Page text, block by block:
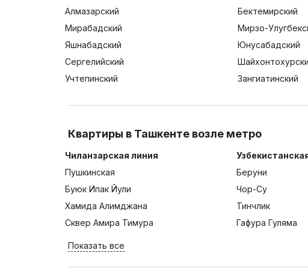
Алмазарский Бектемирский
Мирабадский
Мирзо-
Яшнабадский
Юнусабадский
Сергелийский
Учтепинский
Зангиатинский
Квартиры в Ташкенте возле метро
Чиланзарская линия
Пушкинская
Буюк Ипак Йули
Хамида Алимджана
Сквер Амира Тимура
Беруни
Чор-Су
Тинчлик
Гафура Гуляма
Показать все